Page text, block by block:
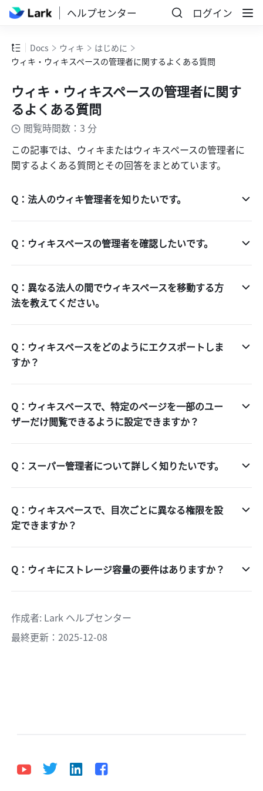
ヘルプセンター ログイン
Docs ウィキ
はじめに
ウィキ・ウィキスペースの管理者に関するよくある質問
ウィキ・ウィキスペースの管理者に関す
るよくある質問
閲覧時間数：3 分
この記事では、ウィキまたはウィキスペースの管理者に
関するよくある質問とその回答をまとめています。
Q：法人のウィキ管理者を知りたいです。
Q：ウィキスペースの管理者を確認したいです。
Q：異なる法人の間でウィキスペースを移動する方
法を教えてください。
Q：ウィキスペースをどのようにエクスポートしま
すか？
Q：ウィキスペースで、特定のページを一部のユー
ザーだけ閲覧できるように設定できますか？
Q：スーパー管理者について詳しく知りたいです。
Q：ウィキスペースで、目次ごとに異なる権限を設
定できますか？
Q：ウィキにストレージ容量の要件はありますか？
作成者: Lark ヘルプセンター
最終更新：2025-12-08